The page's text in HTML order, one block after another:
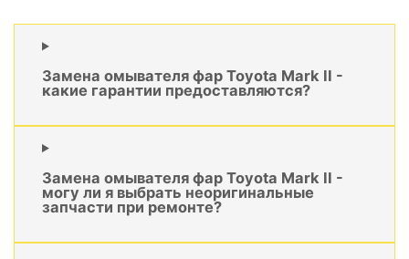
Замена омывателя фар Toyota Mark II -
какие гарантии предоставляются?
Замена омывателя фар Toyota Mark II -
могу ли я выбрать неоригинальные
запчасти при ремонте?